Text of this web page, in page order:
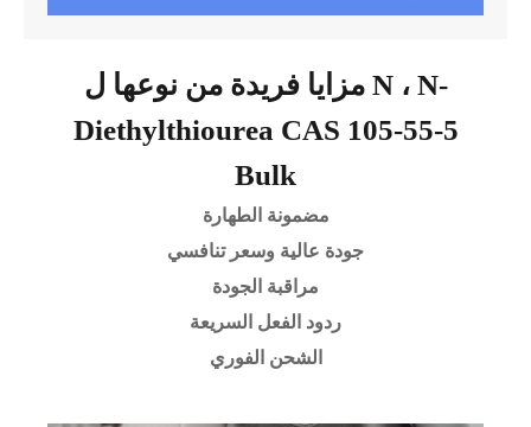
مزايا فريدة من نوعها ل N ، N-
Diethylthiourea CAS 105-55-5
Bulk
مضمونة الطهارة
جودة عالية وسعر تنافسي
مراقبة الجودة
ردود الفعل السريعة
الشحن الفوري